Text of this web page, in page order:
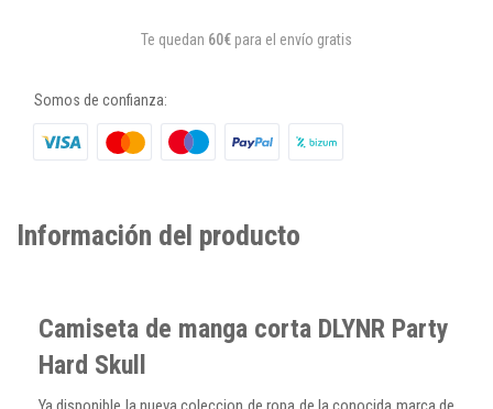
Te quedan 60€ para el envío gratis
Somos de confianza:
Información del producto
Camiseta de manga corta DLYNR Party
Hard Skull